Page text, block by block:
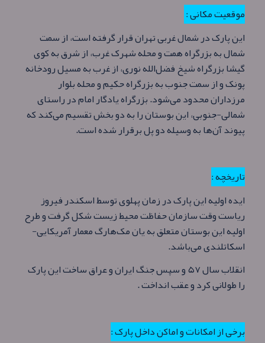
موقعیت مکانی :
این پارک در شمال غربی تهران قرار گرفته است، از سمت
شمال به بزرگراه همت و محله شهرک غرب، از شرق به کوی
گیشا بزرگراه شیخ فضل‌الله نوری، از غرب به مسیل رودخانه
پونک و از سمت جنوب به بزرگراه حکیم و محله بلوار
مرزداران محدود می‌شود. بزرگراه یادگار امام در راستای
شمالی-جنوبی، این بوستان را به دو بخش تقسیم می‌کند که
پیوند آن‌ها به وسیله دو پل برقرار شده‌ است.
تاریخچه :
ایده اولیه این پارک در زمان پهلوی توسط اسکندر فیروز
ریاست وقت سازمان حفاظت محیط زیست شکل گرفت و طرح
اولیه این بوستان متعلق به یان مک‌هارگ معمار آمریکایی-
اسکاتلندی می‌باشد.
انقلاب سال ۵۷ و سپس جنگ ایران و عراق ساخت این پارک
را طولانی کرد و عقب انداخت .
برخی از امکانات و اماکن داخل پارک :